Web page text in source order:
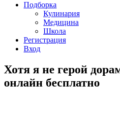
Подборка
Кулинария
Медицина
Школа
Регистрация
Вход
Хотя я не герой
онлайн бесплатно